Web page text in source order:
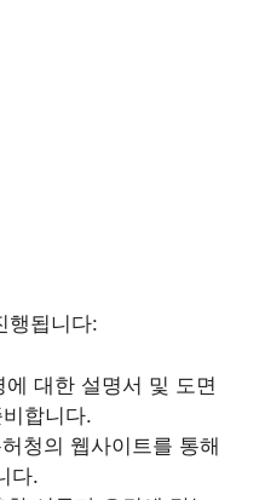
행됩니다:
에 대한 설명서 및 도면
합니다.
청의 웹사이트를 통해
다.